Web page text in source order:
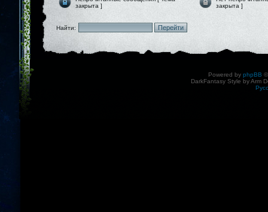
закрыта ]
закрыта ]
Найти:
Powered by phpBB
DarkFantasy Style by Arm